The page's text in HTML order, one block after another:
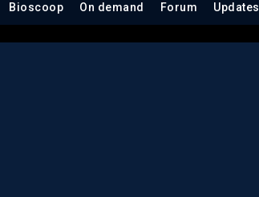
Bioscoop On demand Forum Updates